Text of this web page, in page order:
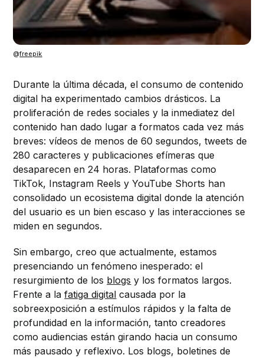
@freepik
Durante la última década, el consumo de contenido
digital ha experimentado cambios drásticos. La
proliferación de redes sociales y la inmediatez del
contenido han dado lugar a formatos cada vez más
breves: vídeos de menos de 60 segundos, tweets de
280 caracteres y publicaciones efímeras que
desaparecen en 24 horas. Plataformas como
TikTok, Instagram Reels y YouTube Shorts han
consolidado un ecosistema digital donde la atención
del usuario es un bien escaso y las interacciones se
miden en segundos.
Sin embargo, creo que actualmente, estamos
presenciando un fenómeno inesperado: el
resurgimiento de los blogs y los formatos largos.
Frente a lafatiga digital causada por la
sobreexposición a estímulos rápidos y la falta de
profundidad en la información, tanto creadores
como audiencias están girando hacia un consumo
más pausado y reflexivo. Los blogs, boletines de